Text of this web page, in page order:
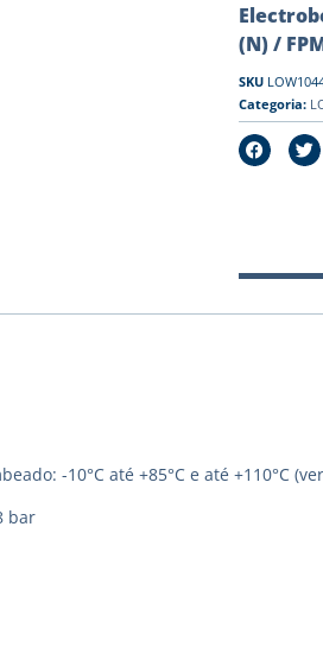
(N) /
SKU
Categoria:
-10°C até +85°C e até +110°C
bar